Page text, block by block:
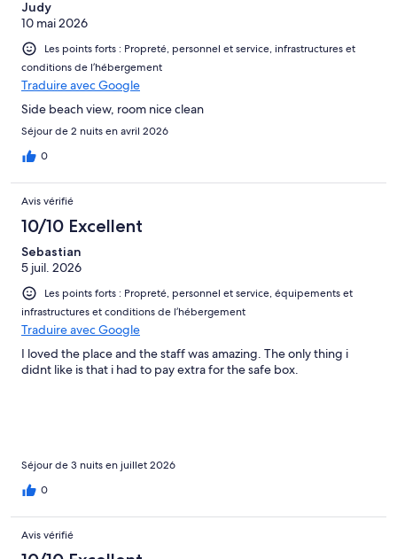
Judy
10 mai 2026
Les points forts : Propreté, personnel et service, infrastructures et
conditions de l’hébergement
Traduire avec Google
Side beach view, room nice clean
Séjour de 2 nuits en avril 2026
0
Avis vérifié
10/10 Excellent
Sebastian
5 juil. 2026
Les points forts : Propreté, personnel et service, équipements et
infrastructures et conditions de l’hébergement
Traduire avec Google
I loved the place and the staff was amazing. The only thing i
didnt like is that i had to pay extra for the safe box.
Séjour de 3 nuits en juillet 2026
0
Avis vérifié